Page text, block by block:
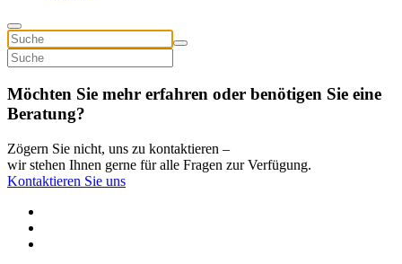
Möchten Sie mehr erfahren oder benötigen Sie eine
Beratung?
Zögern Sie nicht, uns zu kontaktieren –
wir stehen Ihnen gerne für alle Fragen zur Verfügung.
Kontaktieren Sie uns